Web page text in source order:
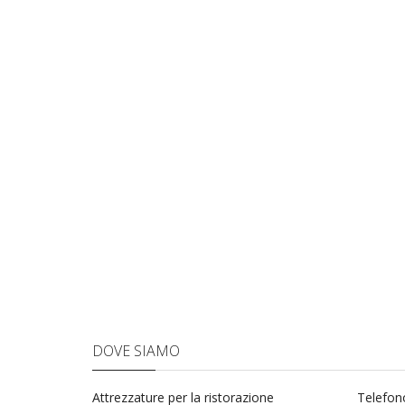
DOVE SIAMO
Attrezzature per la ristorazione